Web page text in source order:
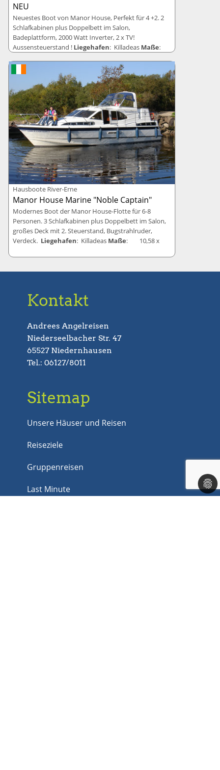
NEU
Neuestes Boot von Manor House, Perfekt für 4 +2. 2
Schlafkabinen plus Doppelbett im Salon,
Badeplattform, 2000 Watt Inverter, 2 x TV!
Aussensteuerstand ! Liegehafen: Killadeas Maße:
Betten
Rabatte
: Sparpreis-Angebot 10=7,
Aufenthaltsdauerrabatt 50%, Aufenthaltsdauerrabatt
10%.
Hausboote River-Erne
Manor House Marine "Noble Captain"
Modernes Boot der Manor House-Flotte für 6-8
Personen. 3 Schlafkabinen plus Doppelbett im Salon,
großes Deck mit 2. Steuerstand, Bugstrahlruder,
Verdeck. Liegehafen: Killadeas Maße: 10,58 x
Rabatte: 10=7
Kontakt
Andrees Angelreisen
Niederseelbacher Str. 47
65527 Niedernhausen
Tel.: 06127/8011
Sitemap
Unsere Häuser und Reisen
Reiseziele
Gruppenreisen
Last Minute